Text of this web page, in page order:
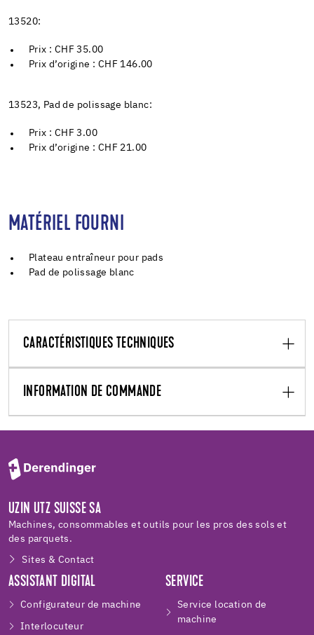
13520:
Prix : CHF 35.00
Prix d’origine : CHF 146.00
13523, Pad de polissage blanc:
Prix : CHF 3.00
Prix d’origine : CHF 21.00
MATÉRIEL FOURNI
Plateau entraîneur pour pads
Pad de polissage blanc
CARACTÉRISTIQUES TECHNIQUES
INFORMATION DE COMMANDE
UZIN UTZ SUISSE SA
Machines, consommables et outils pour les pros des sols et
des parquets.
Sites & Contact
ASSISTANT DIGITAL
Configurateur de machine
Interlocuteur
SERVICE
Service location de
machine